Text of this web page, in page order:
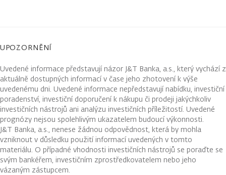
UPOZORNĚNÍ
Uvedené informace představují názor J&T Banka, a.s., který vychází z
aktuálně dostupných informací v čase jeho zhotovení k výše
uvedenému dni. Uvedené informace nepředstavují nabídku, investiční
poradenství, investiční doporučení k nákupu či prodeji jakýchkoliv
investičních nástrojů ani analýzu investičních příležitostí. Uvedené
prognózy nejsou spolehlivým ukazatelem budoucí výkonnosti.
J&T Banka, a.s., nenese žádnou odpovědnost, která by mohla
vzniknout v důsledku použití informací uvedených v tomto
materiálu. O případné vhodnosti investičních nástrojů se poraďte se
svým bankéřem, investičním zprostředkovatelem nebo jeho
vázaným zástupcem.